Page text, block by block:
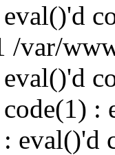
/var/
:
eval()'d